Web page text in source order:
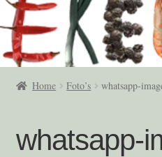
Ga
door
naar
navigatie
Ga
naar
de
inhoud
Home
Masterclasses
Home Foto’s whatsapp-
whatsapp-